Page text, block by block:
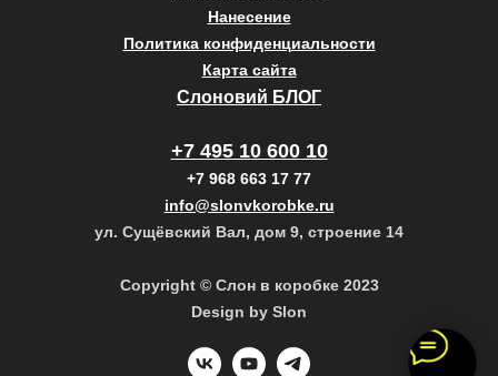
Нанесение
Политика конфиденциальности
Карта сайта
Слоновий БЛОГ
+7 495 10 600 10
+7 968 663 17 77
info@slonvkorobke.ru
ул. Сущёвский Вал, дом 9, строение 14
Copyright © Слон в коробке 2023
Design by Slon